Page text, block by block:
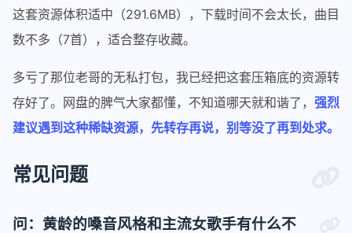
这套资源体积适中（291.6MB），下载时间不会太长，曲目
数不多（7首），适合整存收藏。
多亏了那位老哥的无私打包，我已经把这套压箱底的资源转
存好了。网盘的脾气大家都懂，不知道哪天就和谐了， 强烈
建议遇到这种稀缺资源，先转存再说，别等没了再到处求。
常见问题
问：黄龄的嗓音风格和主流女歌手有什么不